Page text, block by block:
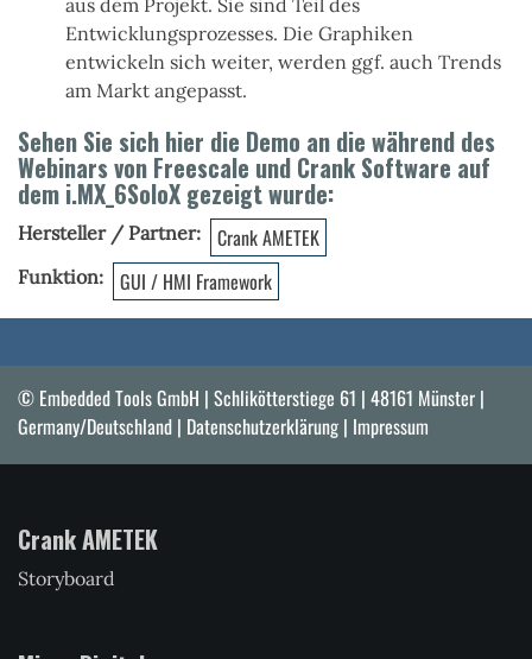
aus dem Projekt. Sie sind Teil des
Entwicklungsprozesses. Die Graphiken
entwickeln sich weiter, werden ggf. auch Trends
am Markt angepasst.
Sehen Sie sich hier die Demo an die während des
Webinars von Freescale und Crank Software auf
dem i.MX_6SoloX gezeigt wurde:
Hersteller / Partner Crank AMETEK
Funktion GUI / HMI Framework
© Embedded Tools GmbH | Schlikötterstiege 61 | 48161 Münster |
Germany/Deutschland | Datenschutzerklärung | Impressum
Crank AMETEK
Storyboard